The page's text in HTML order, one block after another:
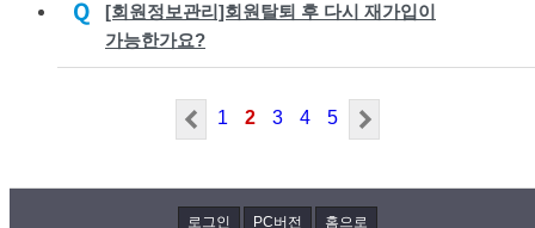
[회원정보관리]회원탈퇴 후 다시 재가입이
가능한가요?
1 2 3 4 5
로그인 PC버전 홈으로